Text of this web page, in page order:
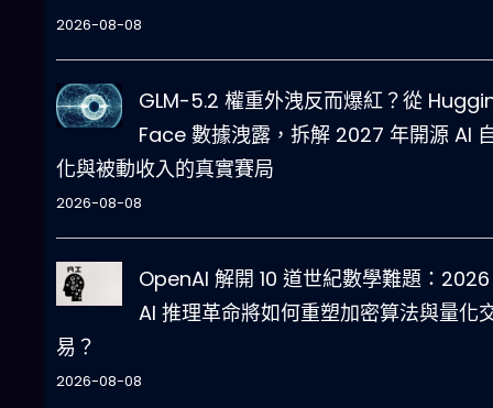
2026-08-08
GLM-5.2 權重外洩反而爆紅？從
Face 數據洩露，拆解 2027 年開源 AI
化與被動收入的真實賽局
2026-08-08
OpenAI 解開 10 道世紀數學難題：
AI 推理革命將如何重塑加密算法與量化
易？
2026-08-08